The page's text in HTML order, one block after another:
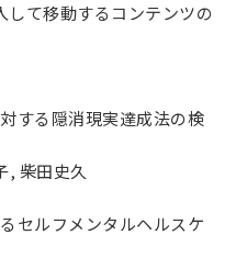
して移動するコンテンツの
する隠消現実達成法の検
, 柴田史久
セルフメンタルヘルスケ